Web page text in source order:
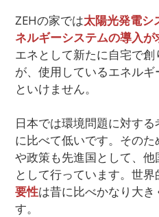
ZEHの家では太陽光発電シ
ネルギーシステムの導入
エネとして新たに自宅で
が、使用しているエネル
といけません。
日本では環境問題に対す
に比べて低いです。その
や政策も先進国として、
として行っています。世界
要性は昔に比べかなり大
す。